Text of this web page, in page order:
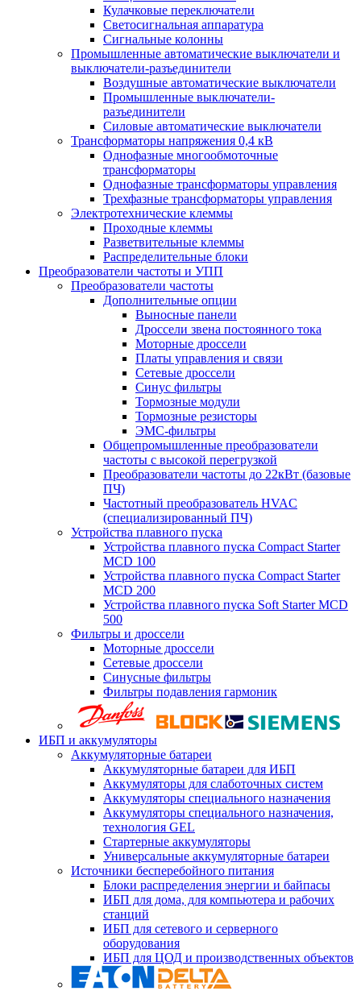
Кулачковые переключатели
Светосигнальная аппаратура
Сигнальные колонны
Промышленные автоматические выключатели и
выключатели-разъединители
Воздушные автоматические выключатели
Промышленные выключатели-
разъединители
Силовые автоматические выключатели
Трансформаторы напряжения 0,4 кВ
Однофазные многообмоточные
трансформаторы
Однофазные трансформаторы управления
Трехфазные трансформаторы управления
Электротехнические клеммы
Проходные клеммы
Разветвительные клеммы
Распределительные блоки
Преобразователи частоты и УПП
Преобразователи частоты
Дополнительные опции
Выносные панели
Дроссели звена постоянного тока
Моторные дроссели
Платы управления и связи
Сетевые дроссели
Синус фильтры
Тормозные модули
Тормозные резисторы
ЭМС-фильтры
Общепромышленные преобразователи
частоты с высокой перегрузкой
Преобразователи частоты до 22кВт (базовые
ПЧ)
Частотный преобразователь HVAC
(специализированный ПЧ)
Устройства плавного пуска
Устройства плавного пуска Compact Starter
MCD 100
Устройства плавного пуска Compact Starter
MCD 200
Устройства плавного пуска Soft Starter MCD
500
Фильтры и дроссели
Моторные дроссели
Сетевые дроссели
Синусные фильтры
Фильтры подавления гармоник
ИБП и аккумуляторы
Аккумуляторные батареи
Аккумуляторные батареи для ИБП
Аккумуляторы для слаботочных систем
Аккумуляторы специального назначения
Аккумуляторы специального назначения,
технология GEL
Стартерные аккумуляторы
Универсальные аккумуляторные батареи
Источники бесперебойного питания
Блоки распределения энергии и байпасы
ИБП для дома, для компьютера и рабочих
станций
ИБП для сетевого и серверного
оборудования
ИБП для ЦОД и производственных объектов